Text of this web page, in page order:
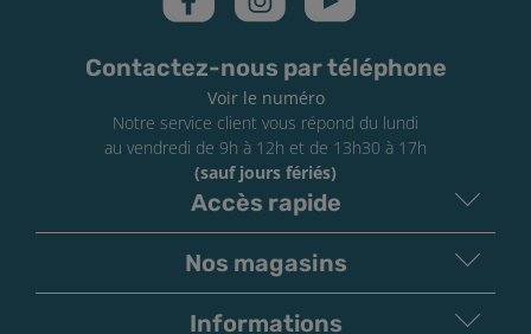
Contactez-nous par téléphone
Voir le numéro
Notre service client vous répond du lundi
au vendredi de 9h à 12h et de 13h30 à 17h
(sauf jours fériés)
Accès rapide
Nos magasins
Informations